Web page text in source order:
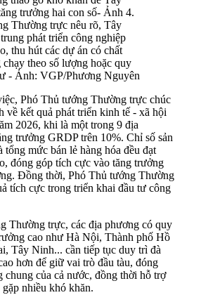
Thường trực nêu rõ, Tây
phát triển công nghiệp
thu hút các dự án có chất
theo số lượng hoặc quy
- Ảnh: VGP/Phương Nguyên
Phó Thủ tướng Thường trực chúc
về kết quả phát triển kinh tế - xã hội
2026, khi là một trong 9 địa
trưởng GRDP trên 10%. Chỉ số sản
tổng mức bán lẻ hàng hóa đều đạt
đóng góp tích cực vào tăng trưởng
Đồng thời, Phó Thủ tướng Thường
tích cực trong triển khai đầu tư công
Thường trực, các địa phương có quy
cao như Hà Nội, Thành phố Hồ
Tây Ninh... cần tiếp tục duy trì đà
hơn để giữ vai trò đầu tàu, đóng
chung của cả nước, đồng thời hỗ trợ
nhiều khó khăn.